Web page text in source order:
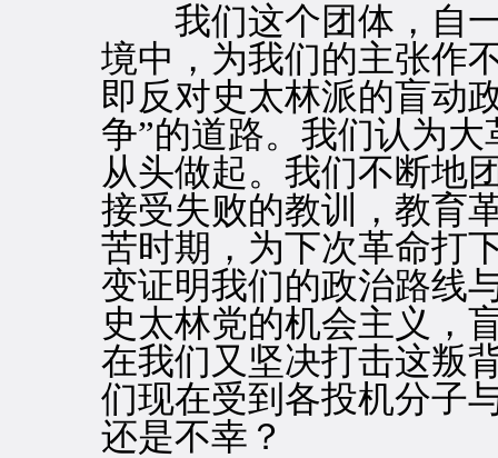
我们这个团体，自一
境中，为我们的主张作
即反对史太林派的盲动
争”的道路。我们认为
从头做起。我们不断地
接受失败的教训，教育
苦时期，为下次革命打
变证明我们的政治路线
史太林党的机会主义，
在我们又坚决打击这叛
们现在受到各投机分子
还是不幸？